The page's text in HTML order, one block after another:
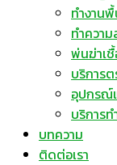
ทำงาน
ทำควา
พ่นฆ่าเ
บริการ
อุปกรณ์
บริการ
บทความ
ติดต่อเรา